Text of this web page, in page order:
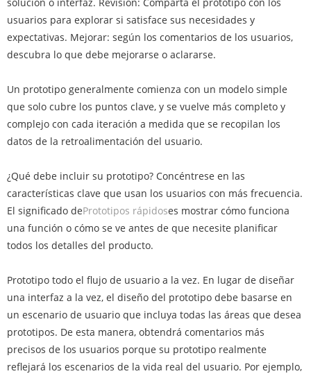
usuarios para explorar si satisface sus necesidades y
expectativas. Mejorar: según los comentarios de los usuarios,
descubra lo que debe mejorarse o aclararse.
Un prototipo generalmente comienza con un modelo simple
que solo cubre los puntos clave, y se vuelve más completo y
complejo con cada iteración a medida que se recopilan los
datos de la retroalimentación del usuario.
¿Qué debe incluir su prototipo? Concéntrese en las
características clave que usan los usuarios con más frecuencia.
El significado dePrototipos rápidoses mostrar cómo funciona
una función o cómo se ve antes de que necesite planificar
todos los detalles del producto.
Prototipo todo el flujo de usuario a la vez. En lugar de diseñar
una interfaz a la vez, el diseño del prototipo debe basarse en
un escenario de usuario que incluya todas las áreas que desea
prototipos. De esta manera, obtendrá comentarios más
precisos de los usuarios porque su prototipo realmente
reflejará los escenarios de la vida real del usuario. Por ejemplo,